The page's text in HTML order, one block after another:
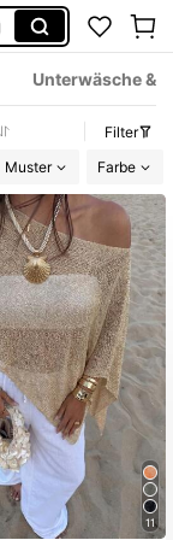
Unterwäsche &
Filter
Muster Farbe
11